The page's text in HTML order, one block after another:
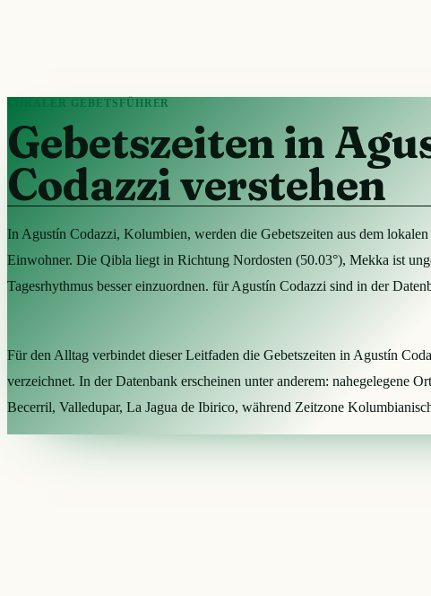
LOKALER GEBETSFÜHRER
Gebetszeiten in
Codazzi verstehen
In Agustín Codazzi, Kolumbien, werden die Gebetszeiten aus dem
Einwohner. Die Qibla liegt in Richtung Nordosten (50.03°), Mekka ist
Tagesrhythmus besser einzuordnen. für Agustín Codazzi sind in der
Für den Alltag verbindet dieser Leitfaden die Gebetszeiten in Agustín
verzeichnet. In der Datenbank erscheinen unter anderem: nahegelegene
Becerril, Valledupar, La Jagua de Ibirico, während Zeitzone